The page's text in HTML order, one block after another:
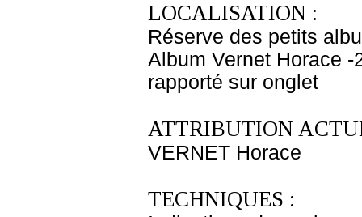
LOCALISATION :
Réserve des petits
Album Vernet Horace -
rapporté sur onglet
ATTRIBUTION
VERNET Horace
TECHNIQUES :